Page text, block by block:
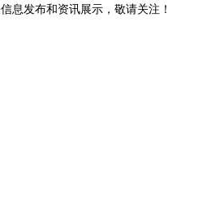
息发布和资讯展示，敬请关注！